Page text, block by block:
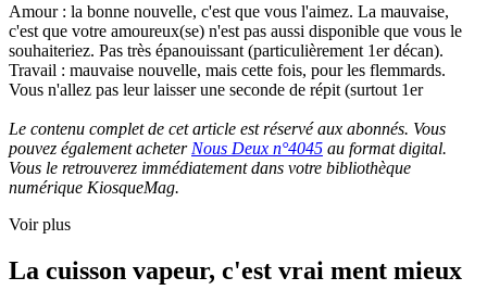
Amour : la bonne nouvelle, c'est que vous l'aimez. La mauvaise,
c'est que votre amoureux(se) n'est pas aussi disponible que vous le
souhaiteriez. Pas très épanouissant (particulièrement 1er décan).
Travail : mauvaise nouvelle, mais cette fois, pour les flemmards.
Vous n'allez pas leur laisser une seconde de répit (surtout 1er
Le contenu complet de cet article est réservé aux abonnés. Vous
pouvez également acheter Nous Deux n°4045 au format digital.
Vous le retrouverez immédiatement dans votre bibliothèque
numérique KiosqueMag.
Voir plus
La cuisson vapeur, c'est vrai ment mieux